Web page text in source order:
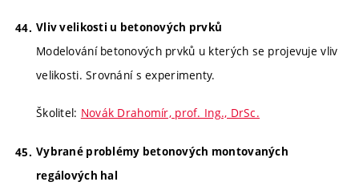
Vliv velikosti u betonových prvků
Modelování betonových prvků u kterých se projevuje vliv
velikosti. Srovnání s experimenty.
Školitel: Novák Drahomír, prof. Ing., DrSc.
Vybrané problémy betonových montovaných
regálových hal